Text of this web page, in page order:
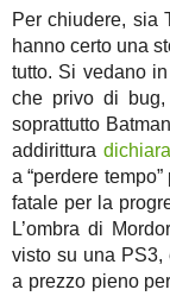
Per chiudere, sia
hanno certo una
tutto. Si vedano
che privo di
soprattutto
addirittura
a “perdere
fatale per la
L’ombra di
visto su una PS3,
a prezzo pieno